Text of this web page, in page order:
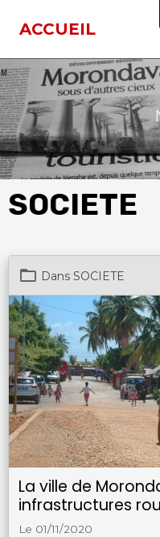
ACCUEIL
SOCIETE
Dans SOCIETE
La ville de
infrastructures
Le 01/11/2020